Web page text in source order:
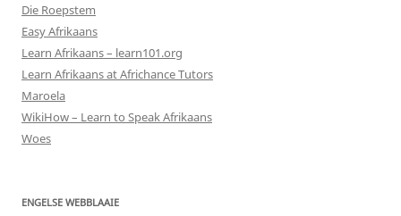
Die Roepstem
Easy Afrikaans
Learn Afrikaans – learn101.org
Learn Afrikaans at Africhance Tutors
Maroela
WikiHow – Learn to Speak Afrikaans
Woes
ENGELSE WEBBLAAIE